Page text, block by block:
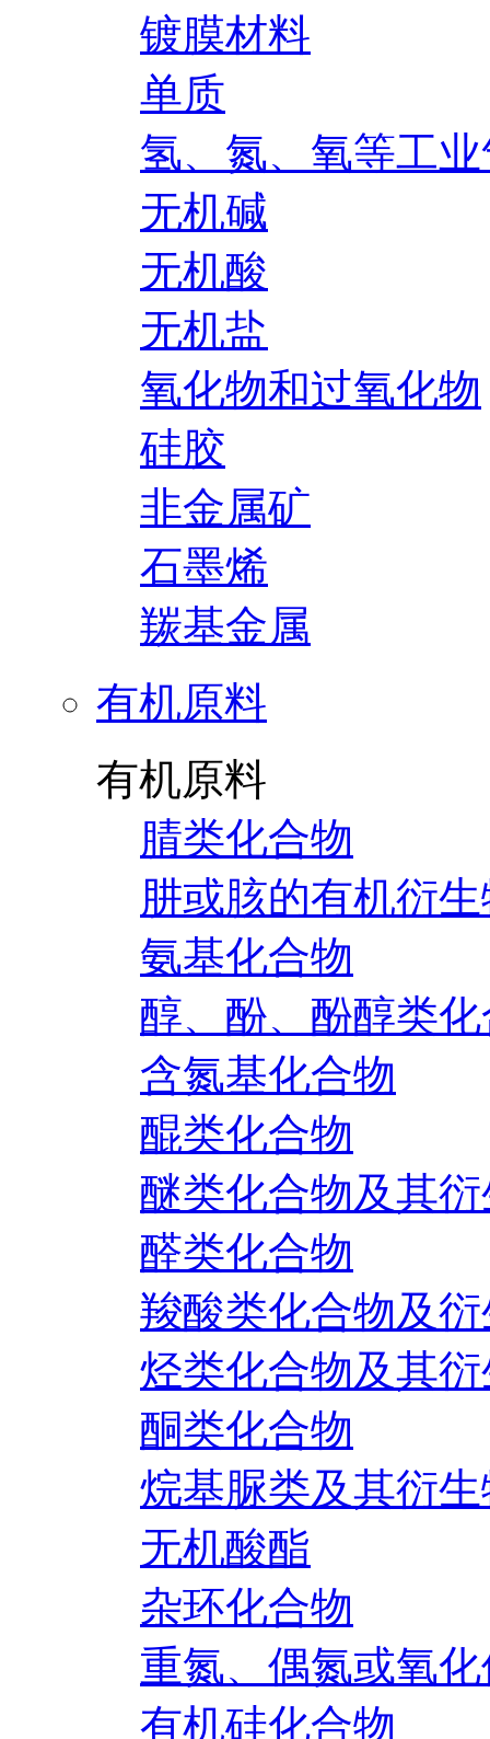
镀膜材料
单质
氢、氮、氧等工
无机碱
无机酸
无机盐
氧化物和过氧化物
硅胶
非金属矿
石墨烯
羰基金属
有机原料
有机原料
腈类化合物
肼或胲的有机衍
氨基化合物
醇、酚、酚醇类
含氮基化合物
醌类化合物
醚类化合物及其
醛类化合物
羧酸类化合物及
烃类化合物及其
酮类化合物
烷基脲类及其衍
无机酸酯
杂环化合物
重氮、偶氮或氧
有机硅化合物